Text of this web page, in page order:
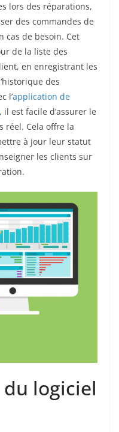
lors des réparations,
des commandes de
cas de besoin. Cet
de la liste des
en enregistrant les
des
l’application de
, il est facile d’assurer le
réel. Cela offre la
à jour leur statut
les clients sur
du logiciel